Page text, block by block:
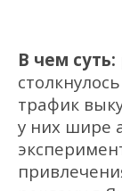
В чем суть:
трафик
у них шире